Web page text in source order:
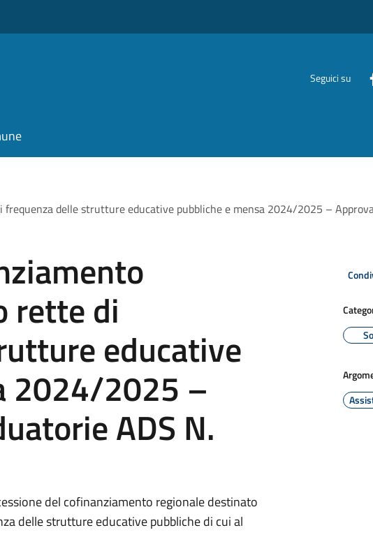
Seguici su
delle strutture educative pubbliche e mensa 2024/2025 –
rette di
educative
2024/2025 –
ADS N.
del cofinanziamento regionale destinato
delle strutture educative pubbliche di cui al